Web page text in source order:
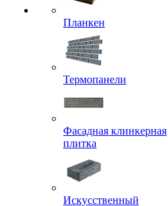
Планкен
Термопанели
Фасадная клинкерная
плитка
Искусственный